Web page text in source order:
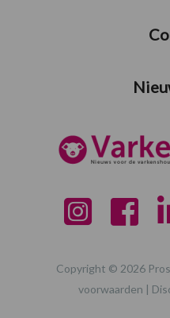
Copyright © 2026
voorwaarden |